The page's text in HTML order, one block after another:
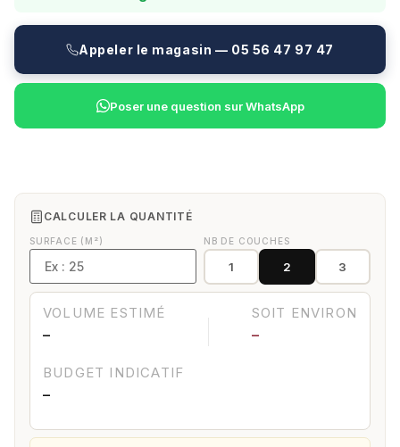
Appeler le magasin — 05 56 47 97 47
Poser une question sur WhatsApp
CALCULER LA QUANTITÉ
SURFACE (M²) NB DE COUCHES
1 2 3
VOLUME ESTIMÉ
—
SOIT ENVIRON
—
BUDGET INDICATIF
—